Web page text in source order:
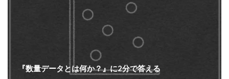
『数量データとは何か？』に2分で答える